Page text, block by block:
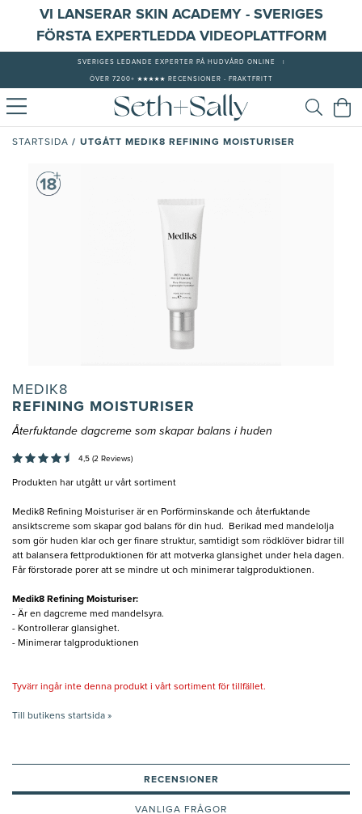
VI LANSERAR SKIN ACADEMY - SVERIGES
FÖRSTA EXPERTLEDDA VIDEOPLATTFORM
SVERIGES LEDANDE EXPERTER PÅ HUDVÅRD ONLINE
ÖVER 7200+ ★★★★★ RECENSIONER - FRAKTFRITT
STARTSIDA / UTGÅTT MEDIK8 REFINING MOISTURISER
MEDIK8
REFINING MOISTURISER
Återfuktande dagcreme som skapar balans i huden
4,5 (2 Reviews)
Produkten har utgått ur vårt sortiment
Medik8 Refining Moisturiser är en Porförminskande och återfuktande
ansiktscreme som skapar god balans för din hud. Berikad med mandelolja
som gör huden klar och ger finare struktur, samtidigt som rödklöver bidrar till
att balansera fettproduktionen för att motverka glansighet under hela dagen.
Får förstorade porer att se mindre ut och minimerar talgproduktionen.
Medik8 Refining Moisturiser:
- Är en dagcreme med mandelsyra.
- Kontrollerar glansighet.
- Minimerar talgproduktionen
Tyvärr ingår inte denna produkt i vårt sortiment för tillfället.
Till butikens startsida »
RECENSIONER
VANLIGA FRÅGOR